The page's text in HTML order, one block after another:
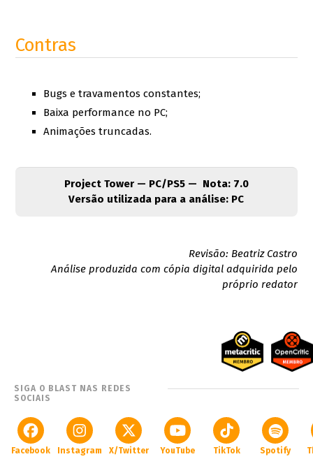
Contras
Bugs e travamentos constantes;
Baixa performance no PC;
Animações truncadas.
Project Tower — PC/PS5 — Nota: 7.0
Versão utilizada para a análise: PC
Revisão: Beatriz Castro
Análise produzida com cópia digital adquirida pelo
próprio redator
SIGA O BLAST NAS REDES
SOCIAIS
Facebook Instagram X/Twitter YouTube TikTok Spotify